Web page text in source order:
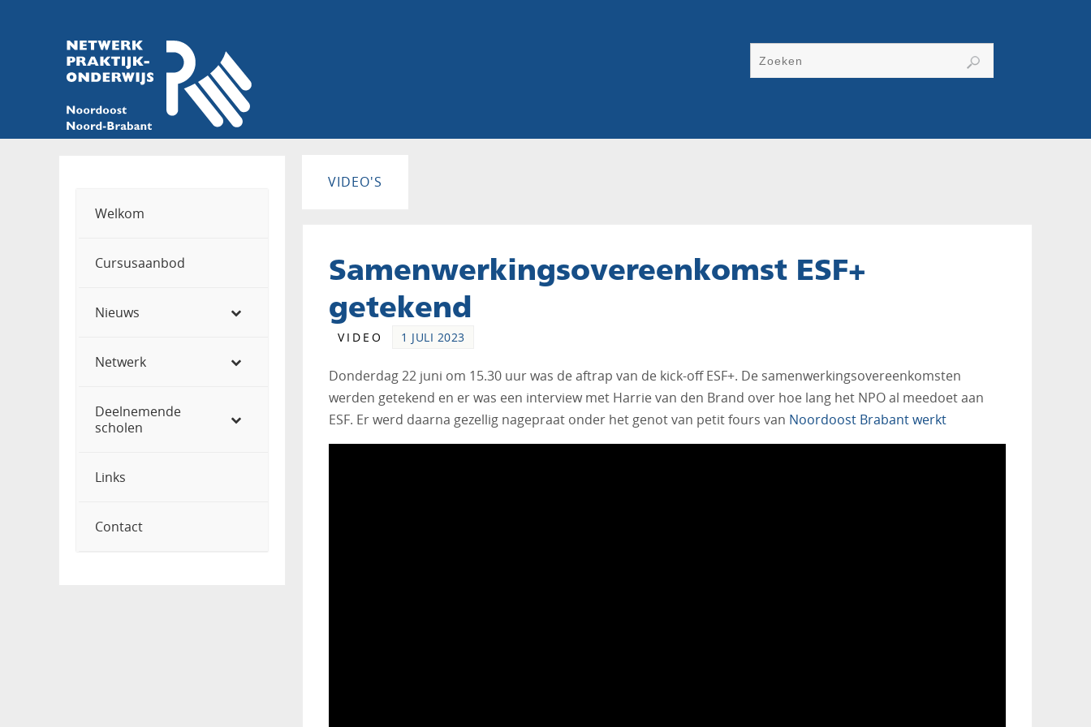
VIDEO'S
Samenwerkingsovereenkomst ESF+
getekend
VIDEO 1 JULI 2023
Donderdag 22 juni om 15.30 uur was de aftrap van de kick-off ESF+. De samenwerkingsovereenkomsten
werden getekend en er was een interview met Harrie van den Brand over hoe lang het NPO al meedoet aan
ESF. Er werd daarna gezellig nagepraat onder het genot van petit fours van Noordoost Brabant werkt
Welkom
Cursusaanbod
Nieuws
Netwerk
Deelnemende
scholen
Links
Contact